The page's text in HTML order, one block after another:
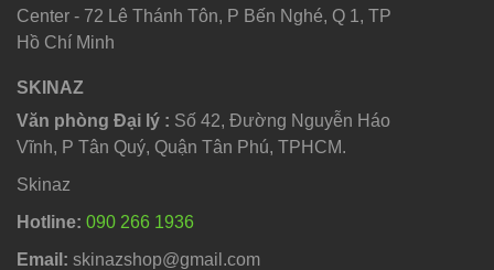
Center - 72 Lê Thánh Tôn, P Bến Nghé, Q 1, TP
Hồ Chí Minh
SKINAZ
Văn phòng Đại lý : Số 42, Đường Nguyễn Háo
Vĩnh, P Tân Quý, Quận Tân Phú, TPHCM.
Skinaz
Hotline: 090 266 1936
Email: skinazshop@gmail.com